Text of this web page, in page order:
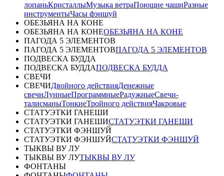
лопаньКристаллыМузыка ветраПоющие чашиРазные
инструментыЧасы фэншуй
ОБЕЗЬЯНА НА КОНЕ
ОБЕЗЬЯНА НА КОНЕОБЕЗЬЯНА НА КОНЕ
ПАГОДА 5 ЭЛЕМЕНТОВ
ПАГОДА 5 ЭЛЕМЕНТОВПАГОДА 5 ЭЛЕМЕНТОВ
ПОДВЕСКА БУДДА
ПОДВЕСКА БУДДАПОДВЕСКА БУДДА
СВЕЧИ
СВЕЧИДвойного действияДенежные
свечиЛунныеПрограммныеРадужныеСвечи-
талисманыТонкиеТройного действияЧакровые
СТАТУЭТКИ ГАНЕШИ
СТАТУЭТКИ ГАНЕШИСТАТУЭТКИ ГАНЕШИ
СТАТУЭТКИ ФЭНШУЙ
СТАТУЭТКИ ФЭНШУЙСТАТУЭТКИ ФЭНШУЙ
ТЫКВЫ ВУ ЛУ
ТЫКВЫ ВУ ЛУТЫКВЫ ВУ ЛУ
ФОНТАНЫ